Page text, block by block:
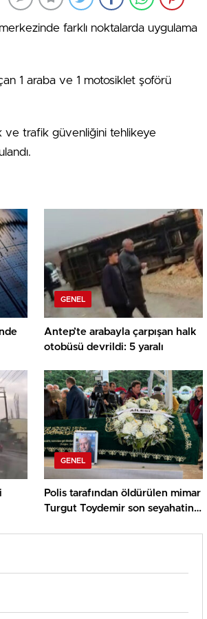
farklı noktalarda uygulama
1 araba ve 1 motosiklet şoförü
ve trafik güvenliğini tehlikeye
GENEL
Antep’te arabayla çarpışan halk
otobüsü devrildi: 5 yaralı
GENEL
Polis tarafından öldürülen mimar
Turgut Toydemir son seyahatine